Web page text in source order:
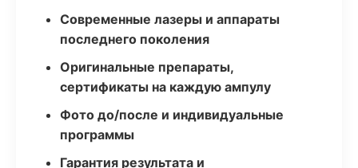
Современные лазеры и аппараты
последнего поколения
Оригинальные препараты,
сертификаты на каждую ампулу
Фото до/после и индивидуальные
программы
Гарантия результата и